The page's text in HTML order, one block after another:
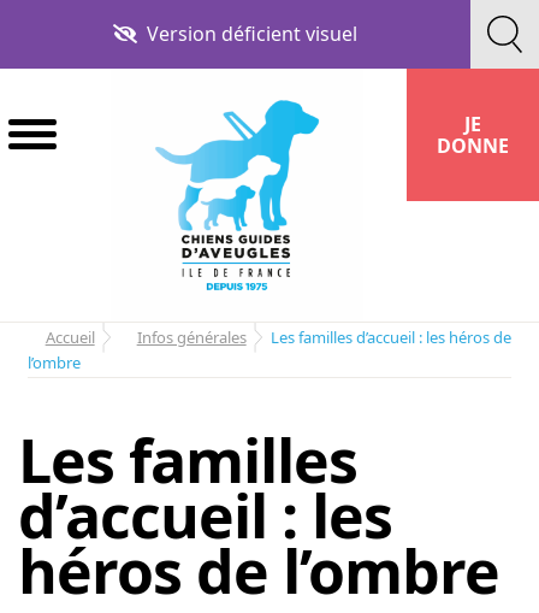
la
contenu
Version déficient visuel
JE
DONNE
Accueil Infos générales
Les familles d’accueil : les héros de
l’ombre
Les familles
d’accueil : les
héros de l’ombre